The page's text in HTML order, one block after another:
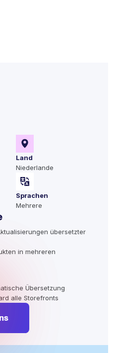
Land
Niederlande
Sprachen
Mehrere
übersetzter
in mehreren
Übersetzung
alle Storefronts